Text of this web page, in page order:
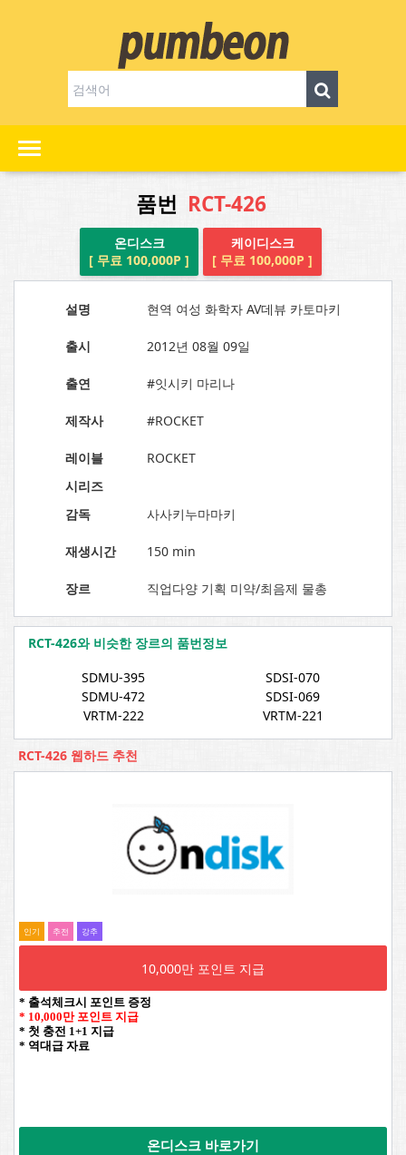
품번 RCT-426
온디스크
[ 무료 100,000P ]
케이디스크
[ 무료 100,000P ]
설명 현역 여성 화학자 AV데뷰 카토마키
출시 2012년 08월 09일
출연 #잇시키 마리나
제작사 #ROCKET
레이블
ROCKET
시리즈
감독
사사키누마마키
재생시간 150 min
장르 직업다양 기획 미약/최음제 물총
RCT-426와 비슷한 장르의 품번정보
SDMU-395
SDSI-070
SDMU-472
SDSI-069
VRTM-222
VRTM-221
RCT-426 웹하드 추천
인기 추전 강추
10,000만 포인트 지급
* 출석체크시 포인트 증정
* 10,000만 포인트 지급
* 첫 충전 1+1 지급
* 역대급 자료
온디스크 바로가기